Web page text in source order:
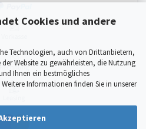
Cookies und andere
Technologien, auch von Drittanbietern,
Website zu gewährleisten, die Nutzung
Ihnen ein bestmögliches
Informationen finden Sie in unserer